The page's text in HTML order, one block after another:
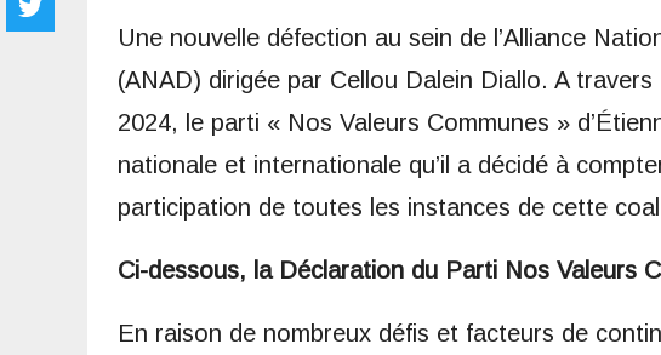
Une nouvelle défection au sein de l’Alliance
(ANAD) dirigée par Cellou Dalein Diallo. A
2024, le parti « Nos Valeurs Communes »
nationale et internationale qu’il a décidé à
participation de toutes les instances de cette
Ci-dessous, la Déclaration du Parti Nos Valeurs
En raison de nombreux défis et facteurs de